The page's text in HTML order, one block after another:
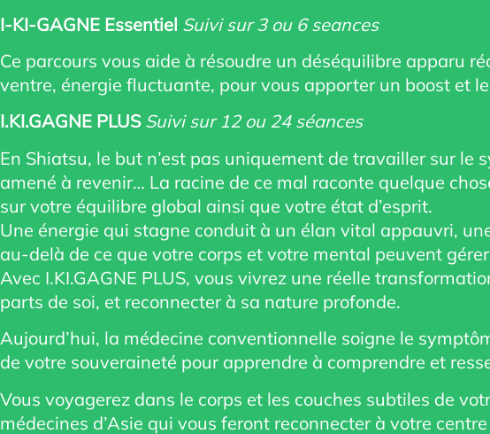
I-KI-GAGNE Essentiel Suivi sur 3 ou 6 seances
Ce parcours vous aide à résoudre un déséquilibre apparu
ventre, énergie fluctuante, pour vous apporter un boost et
I.KI.GAGNE PLUS Suivi sur 12 ou 24 séances
En Shiatsu, le but n’est pas uniquement de travailler sur le
amené à revenir… La racine de ce mal raconte quelque
sur votre équilibre global ainsi que votre état d’esprit.
Une énergie qui stagne conduit à un élan vital appauvri,
au-delà de ce que votre corps et votre mental peuvent
Avec I.KI.GAGNE PLUS, vous vivrez une réelle
parts de soi, et reconnecter à sa nature profonde.
Aujourd’hui, la médecine conventionnelle soigne le
de votre souveraineté pour apprendre à comprendre et
Vous voyagerez dans le corps et les couches subtiles de
médecines d’Asie qui vous feront reconnecter à votre